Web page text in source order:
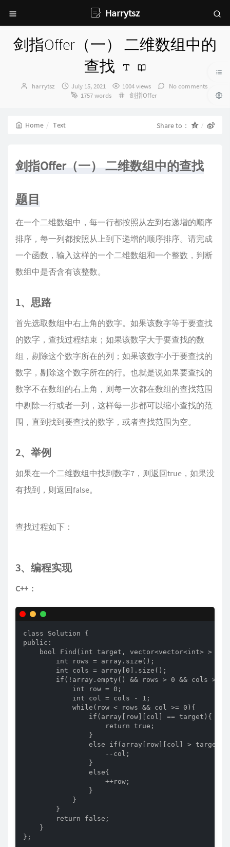
Harrytsz
剑指Offer（一） 二维数组中的
查找
Author：
harrytsz
发
布
July 15, 2021 1004 views
No comments
1757 words
Categories：
剑指Offer
Home Text Share to：
剑指Offer（一） 二维数组中的查找
题目
在一个二维数组中，每一行都按照从左到右递增的顺序
排序，每一列都按照从上到下递增的顺序排序。请完成
一个函数，输入这样的一个二维数组和一个整数，判断
数组中是否含有该整数。
1、思路
首先选取数组中右上角的数字。如果该数字等于要查找
的数字，查找过程结束；如果该数字大于要查找的数
组，剔除这个数字所在的列；如果该数字小于要查找的
数字，剔除这个数字所在的行。也就是说如果要查找的
数字不在数组的右上角，则每一次都在数组的查找范围
中剔除一行或者一列，这样每一步都可以缩小查找的范
围，直到找到要查找的数字，或者查找范围为空。
2、举例
如果在一个二维数组中找到数字7，则返回true，如果没
有找到，则返回false。
查找过程如下：
3、编程实现
C++：
class Solution {
public:
bool Find(int target, vector<vector<int> >
        int rows = array.size();
        int cols = array[0].size();
if(!array.empty() && rows > 0 && cols >
            int row = 0;
            int col = cols - 1;
            while(row < rows && col >= 0){
                if(array[row][col] == target){
                    return true;
                }
                else if(array[row][col] > target){
                    --col;
                }
                else{
                    ++row;
                }
            }
        }
        return false;
    }
};